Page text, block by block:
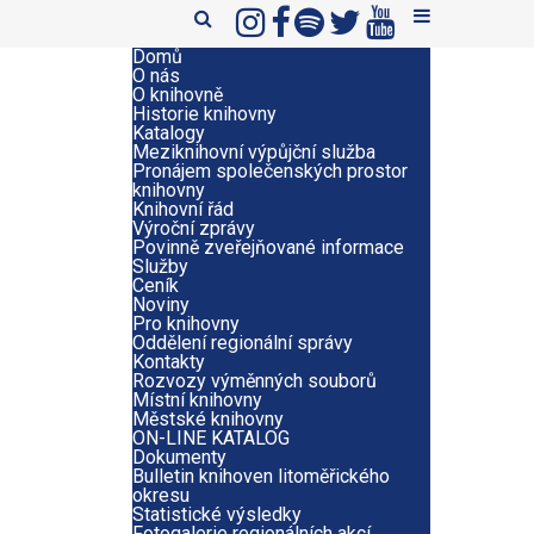
Domů
O nás
O knihovně
Historie knihovny
Katalogy
Meziknihovní výpůjční služba
Pronájem společenských prostor
knihovny
Knihovní řád
Výroční zprávy
Povinně zveřejňované informace
Služby
Ceník
Noviny
Pro knihovny
Oddělení regionální správy
Kontakty
Rozvozy výměnných souborů
Místní knihovny
Městské knihovny
ON-LINE KATALOG
Dokumenty
Bulletin knihoven litoměřického
okresu
Statistické výsledky